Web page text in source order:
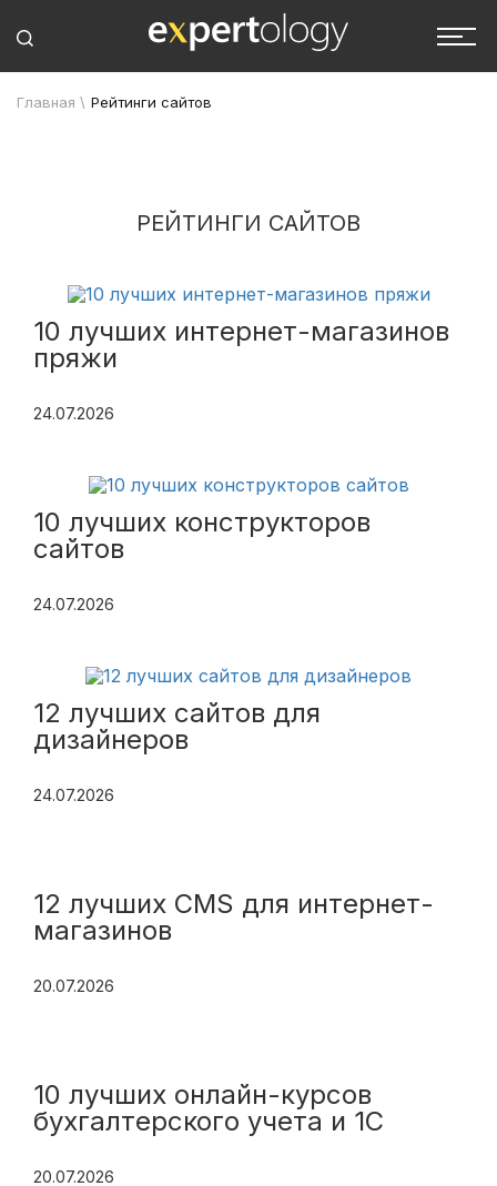
Главная \ Рейтинги сайтов
РЕЙТИНГИ САЙТОВ
10 лучших интернет-магазинов
пряжи
24.07.2026
10 лучших конструкторов
сайтов
24.07.2026
12 лучших сайтов для
дизайнеров
24.07.2026
12 лучших CMS для интернет-
магазинов
20.07.2026
10 лучших онлайн-курсов
бухгалтерского учета и 1С
20.07.2026